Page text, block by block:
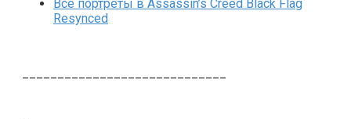
Все портреты в Assassin’s Creed Black Flag
Resynced